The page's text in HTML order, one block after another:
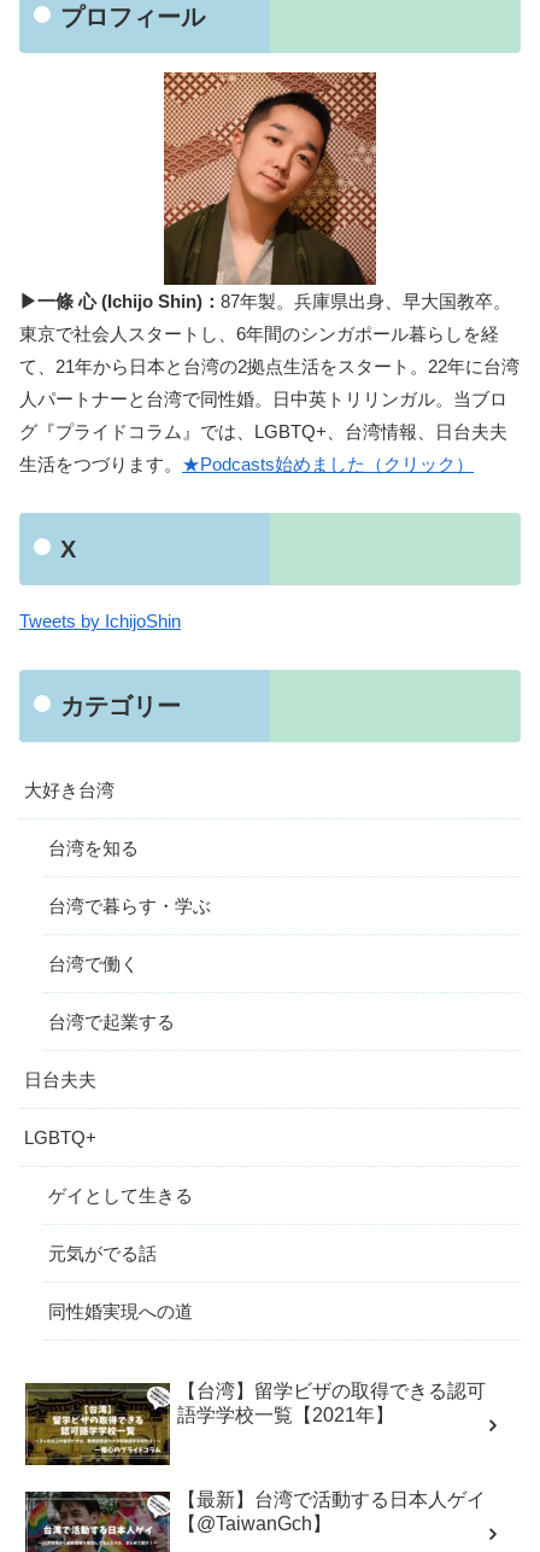
プロフィール
▶一條 心 (Ichijo Shin)： 87年製。兵庫県出身、早大国教卒。
東京で社会人スタートし、6年間のシンガポール暮らしを経
て、21年から日本と台湾の2拠点生活をスタート。22年に台湾
人パートナーと台湾で同性婚。日中英トリリンガル。当ブロ
グ『プライドコラム』では、LGBTQ+、台湾情報、日台夫夫
生活をつづります。 ★Podcasts始めました（クリック）
X
Tweets by IchijoShin
カテゴリー
大好き台湾
台湾を知る
台湾で暮らす・学ぶ
台湾で働く
台湾で起業する
日台夫夫
LGBTQ+
ゲイとして生きる
元気がでる話
同性婚実現への道
【台湾】留学ビザの取得できる認可
語学学校一覧【2021年】
【最新】台湾で活動する日本人ゲイ
【@TaiwanGch】